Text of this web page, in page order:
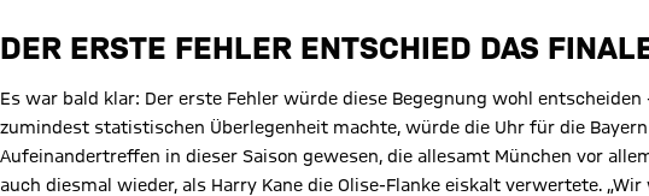
DER ERSTE FEHLER ENTSCHIED DAS
Es war bald klar: Der erste Fehler würde diese Begegnung wohl
zumindest statistischen Überlegenheit machte, würde die Uhr für die
Aufeinandertreffen in dieser Saison gewesen, die allesamt München vor
auch diesmal wieder, als Harry Kane die Olise-Flanke eiskalt verwertete.